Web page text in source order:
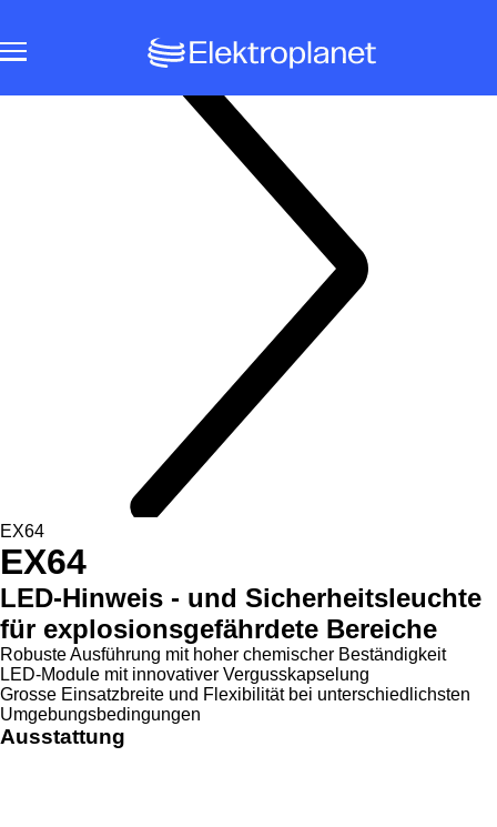
EX64
EX64
LED-Hinweis - und Sicherheitsleuchte
für explosionsgefährdete Bereiche
Robuste Ausführung mit hoher chemischer Beständigkeit
LED-Module mit innovativer Vergusskapselung
Grosse Einsatzbreite und Flexibilität bei unterschiedlichsten
Umgebungsbedingungen
Ausstattung